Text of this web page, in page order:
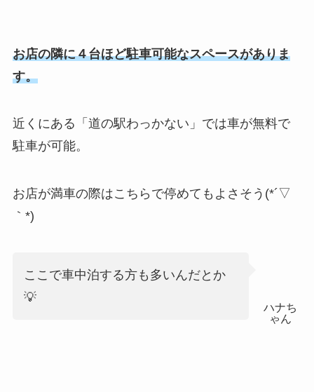
お店の隣に４台ほど駐車可能なスペースがありま
す。
近くにある「道の駅わっかない」では車が無料で
駐車が可能。
お店が満車の際はこちらで停めてもよさそう(*´▽
｀*)
ハナち
ゃん
ここで車中泊する方も多いんだとか
💡